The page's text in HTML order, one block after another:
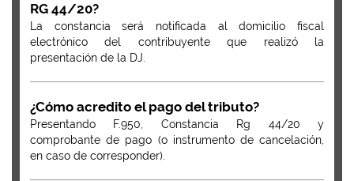
RG 44/20?
La constancia será notificada al domicilio fiscal
electrónico del contribuyente que realizó la
presentación de la DJ.
¿Cómo acredito el pago del tributo?
Presentando F.950, Constancia Rg 44/20 y
comprobante de pago (o instrumento de cancelación,
en caso de corresponder).